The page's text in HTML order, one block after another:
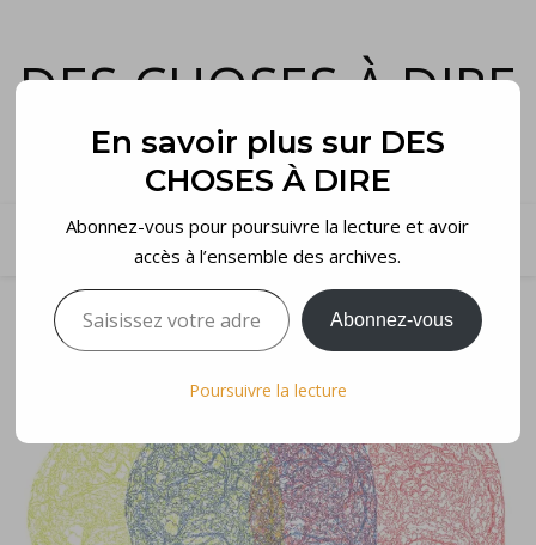
DES CHOSES À DIRE
et voilà…
En savoir plus sur DES
CHOSES À DIRE
Abonnez-vous pour poursuivre la lecture et avoir
accès à l’ensemble des archives.
Saisissez votre adresse e-mail…
Abonnez-vous
Poursuivre la lecture